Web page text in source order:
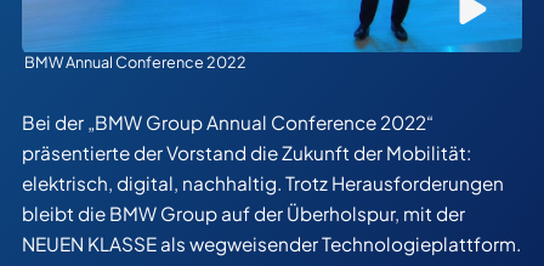
BMW Annual Conference 2022
Bei der „BMW Group Annual Conference 2022“
präsentierte der Vorstand die Zukunft der Mobilität:
elektrisch, digital, nachhaltig. Trotz Herausforderungen
bleibt die BMW Group auf der Überholspur, mit der
NEUEN KLASSE als wegweisender Technologieplattform.